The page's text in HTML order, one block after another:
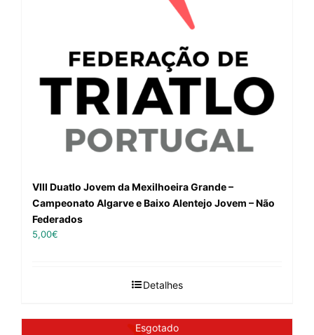
VIII Duatlo Jovem da Mexilhoeira Grande –
Campeonato Algarve e Baixo Alentejo Jovem – Não
Federados
5,00€
Detalhes
Esgotado